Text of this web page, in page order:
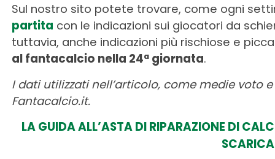
Sul nostro sito potete trovare, come ogni
partita con le indicazioni sui giocatori da
tuttavia, anche indicazioni più rischiose e
al fantacalcio nella 24ª giornata.
I dati utilizzati nell’articolo, come medie voto
Fantacalcio.it.
LA GUIDA ALL’ASTA DI RIPARAZIONE DI